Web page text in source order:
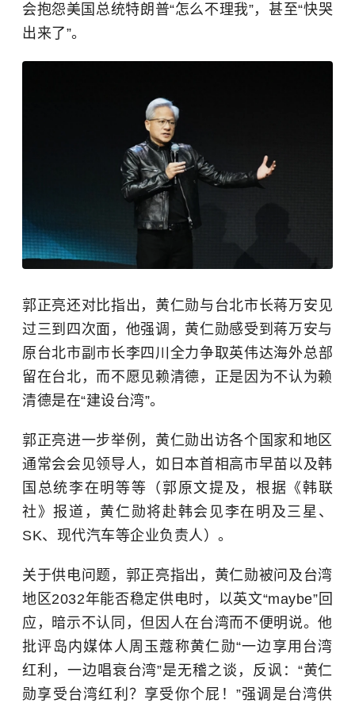
会抱怨美国总统特朗普“怎么不理我”，甚至“快哭
出来了”。
郭正亮还对比指出， 黄仁勋与台北市长蒋万安见
过三到四次面，他强调，黄仁勋感受到蒋万安与
原台北市副市长李四川全力争取英伟达海外总部
留在台北，而不愿见赖清德，正是因为不认为赖
清德是在“建设台湾”。
郭正亮进一步举例，黄仁勋出访各个国家和地区
通常会会见领导人，如日本首相高市早苗以及韩
国总统李在明等等（郭原文提及，根据《韩联
社》报道，黄仁勋将赴韩会见李在明及 三星 、
SK、 现代汽车等企业负责人）。
关于供电问题，郭正亮指出，黄仁勋被问及台湾
地区2032年能否稳定供电时，以英文“maybe”回
应，暗示不认同，但因人在台湾而不便明说。他
批评岛内媒体人周玉蔻称黄仁勋“一边享用台湾
红利，一边唱衰台湾”是无稽之谈，反讽：“黄仁
勋享受台湾红利？享受你个屁！”强调是台湾供